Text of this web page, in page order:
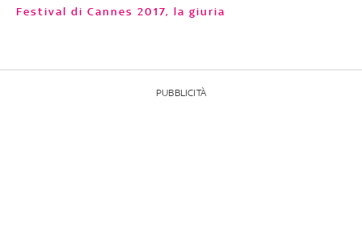
Festival di Cannes 2017, la giuria
PUBBLICITÀ